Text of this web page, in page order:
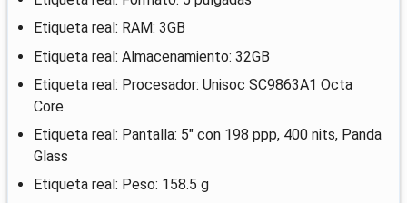
Etiqueta real: RAM: 3GB
Etiqueta real: Almacenamiento: 32GB
Etiqueta real: Procesador: Unisoc SC9863A1 Octa
Core
Etiqueta real: Pantalla: 5" con 198 ppp, 400 nits, Panda
Glass
Etiqueta real: Peso: 158.5 g